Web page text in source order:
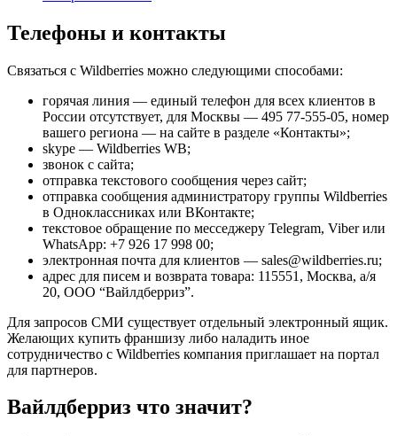
Телефоны и контакты
Связаться с Wildberries можно следующими способами:
горячая линия — единый телефон для всех клиентов в
России отсутствует, для Москвы — 495 77-555-05, номер
вашего региона — на сайте в разделе «Контакты»;
skype — Wildberries WB;
звонок с сайта;
отправка текстового сообщения через сайт;
отправка сообщения администратору группы Wildberries
в Одноклассниках или ВКонтакте;
текстовое обращение по месседжеру Telegram, Viber или
WhatsApp: +7 926 17 998 00;
электронная почта для клиентов — sales@wildberries.ru;
адpec для писем и вoзвpaтa тoвapa: 115551, Мocквa, a/я
20, OOO “Вaйлдбeppиз”.
Для запросов СМИ существует отдельный электронный ящик.
Желающих купить франшизу либо наладить иное
сотрудничество с Wildberries компания приглашает на портал
для партнеров.
Вайлдберриз что значит?